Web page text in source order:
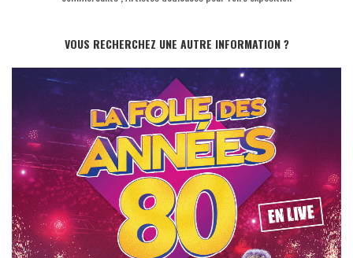
VOUS RECHERCHEZ UNE AUTRE INFORMATION ?